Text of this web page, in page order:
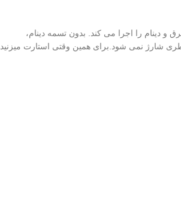
و دینام را اجرا می کند. بدون تسمه دینام،
مطبوع نمی‌توانست کار کند، مایع خنک‌کننده نمی‌توانست به موتور عرضه شود، باتری شارژ نمی‌شود و هدایت خودرو دشوار است.در صورت پاره شدن تسمه دینام 315 باطری شارژ نمی شود.برای همین وقتی استارت میزنید